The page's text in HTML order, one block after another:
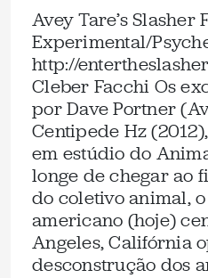
Avey Tare’s Slasher
Experimental/
http://
Cleber Facchi Os
por Dave Portner
Centipede Hz
em estúdio do
longe de chegar ao
do coletivo animal,
americano (hoje)
Angeles, Califórnia
desconstrução dos